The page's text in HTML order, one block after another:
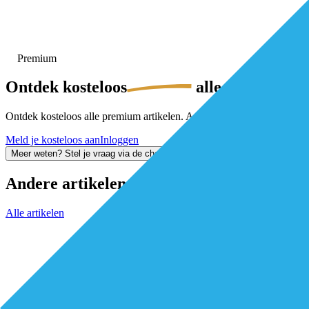
Premium
Ontdekkosteloos alle premium-
Ontdek kosteloos alle premium artikelen. Activeer gratis je De
Meld je kosteloos aanInloggen
Meer weten? Stel je vraag via de chat
Andere artikelen
Alle artikelen